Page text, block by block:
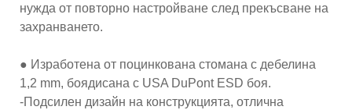
нужда от повторно настройване след прекъсване на
захранването.
● Изработена от поцинкована стомана с дебелина
1,2 mm, боядисана с USA DuPont ESD боя.
-Подсилен дизайн на конструкцията, отлична